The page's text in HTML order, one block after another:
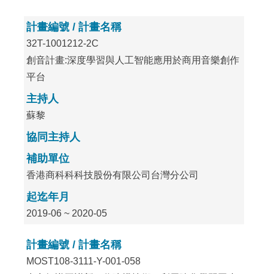
計畫編號 / 計畫名稱
32T-1001212-2C
創音計畫:深度學習與人工智能應用於商用音樂創作
平台
主持人
蘇黎
協同主持人
補助單位
香港商科科科技股份有限公司台灣分公司
起迄年月
2019-06 ~ 2020-05
計畫編號 / 計畫名稱
MOST108-3111-Y-001-058